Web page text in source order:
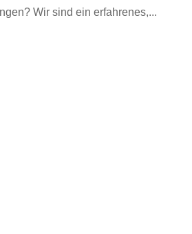
Wir sind ein erfahrenes,...